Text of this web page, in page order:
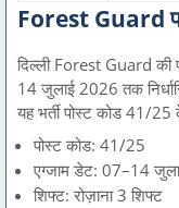
Forest Guard
दिल्ली Forest Guard की
14 जुलाई 2026 तक
यह भर्ती पोस्ट कोड 41/25
पोस्ट कोड: 41/25
एग्जाम डेट: 07–14
शिफ्ट: रोज़ाना 3 शिफ्ट